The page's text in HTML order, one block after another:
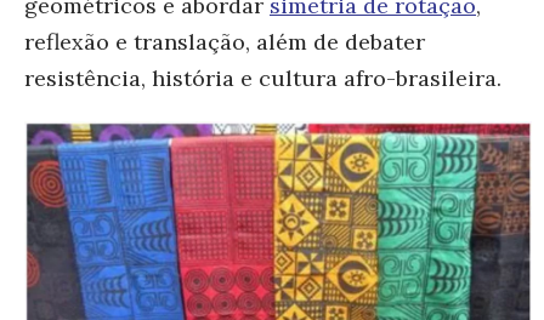
reflexão e translação, além de debater
resistência, história e cultura afro-brasileira.